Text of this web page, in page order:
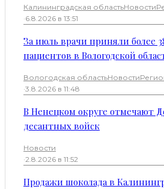
Калининградская областьНовости
·6.8.2026 в 13:51
За июль врачи приняли более
пациентов в Вологодской
Вологодская областьНовости
·3.8.2026 в 11:48
В Ненецком округе отмечают
десантных войск
Новости
·2.8.2026 в 11:52
Продажи шоколада в